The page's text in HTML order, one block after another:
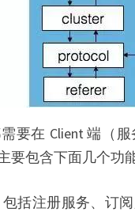
要在 Client 端（
要包含下面几个功
括注册服务、订